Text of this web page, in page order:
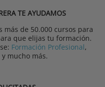
TE AYUDAMOS
más de 50.000 cursos para
que elijas tu formación.
Formación Profesional,
y mucho más.